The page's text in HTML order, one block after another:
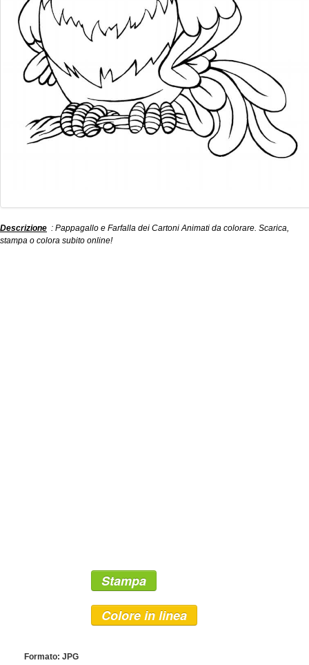
Descrizione : Pappagallo e Farfalla dei Cartoni Animati da colorare. Scarica,
stampa o colora subito online!
Stampa
Colore in linea
Formato: JPG